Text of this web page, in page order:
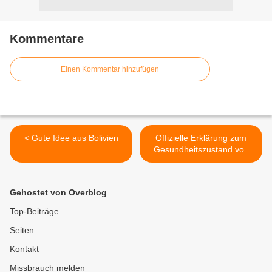
Kommentare
Einen Kommentar hinzufügen
< Gute Idee aus Bolivien
Offizielle Erklärung zum
Gesundheitszustand von
Chavez >
Gehostet von Overblog
Top-Beiträge
Seiten
Kontakt
Missbrauch melden